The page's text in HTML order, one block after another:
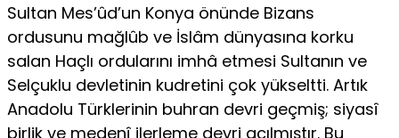
Sultan Mes’ûd’un Konya önünde Bizans
ordusunu mağlûb ve İslâm dünyasına korku
salan Haçlı ordularını imhâ etmesi Sultanın ve
Selçuklu devletinin kudretini çok yükseltti. Artık
Anadolu Türklerinin buhran devri geçmiş; siyasî
birlik ve medenî ilerleme devri açılmıştır. Bu